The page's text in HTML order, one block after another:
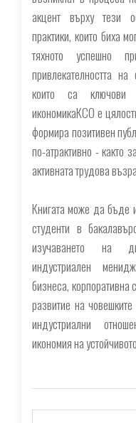
акцент върху тези
практики, които биха
тяхното успешно
привлекателността
които са ключови
икономикаКСО е
формира позитивен
по-атрактивно - както
активната трудова
Книгата може да бъде
студенти в
изучаването на
индустриален
бизнеса, корпоративна
развитие на
индустриални
икономия на